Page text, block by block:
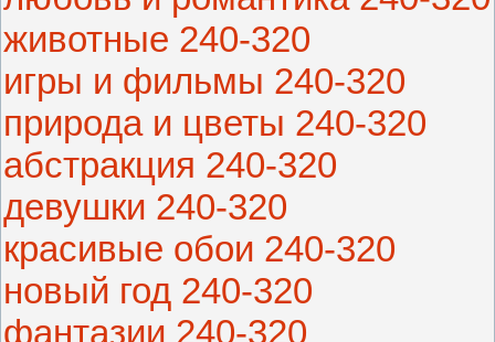
животные 240-320
игры и фильмы 240-320
природа и цветы 240-320
абстракция 240-320
девушки 240-320
красивые обои 240-320
новый год 240-320
фантазии 240-320